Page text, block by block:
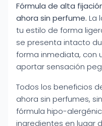
Fórmula de alta
ahora sin perfume. La
tu estilo de forma
se presenta intacto
forma inmediata, con
aportar sensación
Todos los beneficios
ahora sin perfumes,
fórmula hipo-
ingredientes en lugar